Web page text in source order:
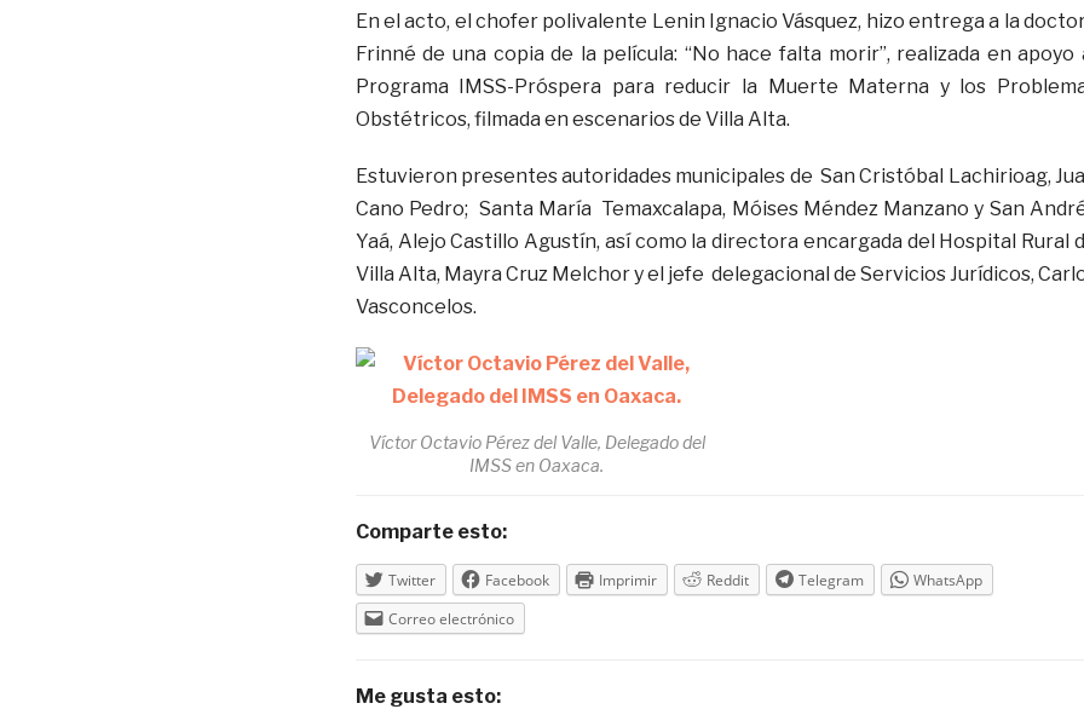
En el acto, el chofer polivalente Lenin Ignacio Vásquez, hizo entrega a la
Frinné de una copia de la película: “No hace falta morir”, realizada en apoyo
Programa IMSS-Próspera para reducir la Muerte Materna y los
Obstétricos, filmada en escenarios de Villa Alta.
Estuvieron presentes autoridades municipales de San Cristóbal Lachirioag,
Cano Pedro; Santa María Temaxcalapa, Móises Méndez Manzano y San
Yaá, Alejo Castillo Agustín, así como la directora encargada del Hospital Rural
Villa Alta, Mayra Cruz Melchor y el jefe delegacional de Servicios Jurídicos,
Vasconcelos.
Víctor Octavio Pérez del Valle, Delegado del
IMSS en Oaxaca.
Comparte esto:
Twitter Facebook Imprimir Reddit Telegram
WhatsApp
Correo electrónico
Me gusta esto: